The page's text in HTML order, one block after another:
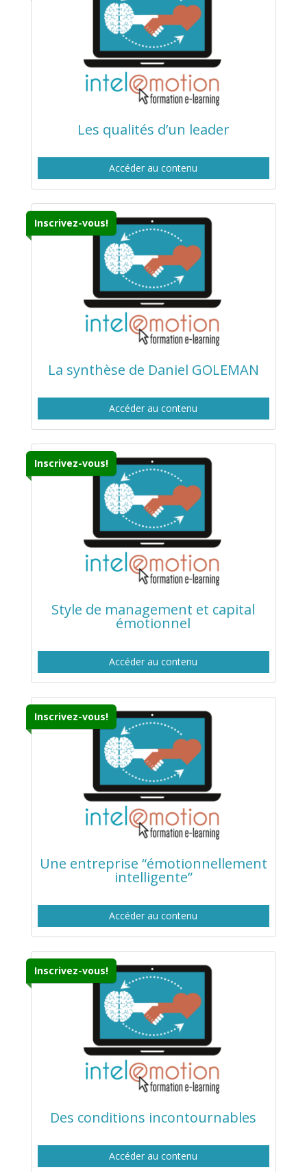
Les qualités d’un leader
Accéder au contenu
Inscrivez-vous!
La synthèse de Daniel GOLEMAN
Accéder au contenu
Inscrivez-vous!
Style de management et capital
émotionnel
Accéder au contenu
Inscrivez-vous!
Une entreprise “émotionnellement
intelligente”
Accéder au contenu
Inscrivez-vous!
Des conditions incontournables
Accéder au contenu